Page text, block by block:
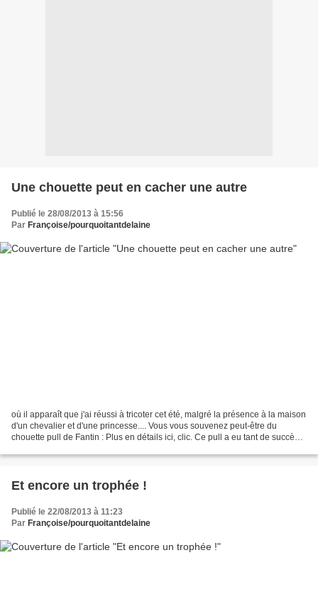
Une chouette peut en cacher une autre
Publié le 28/08/2013 à 15:56
Par Françoise/pourquoitantdelaine
où il apparaît que j'ai réussi à tricoter cet été, malgré la présence à la maison
d'un chevalier et d'une princesse.... Vous vous souvenez peut-être du
chouette pull de Fantin : Plus en détails ici, clic. Ce pull a eu tant de succès
Et encore un trophée !
Publié le 22/08/2013 à 11:23
Par Françoise/pourquoitantdelaine